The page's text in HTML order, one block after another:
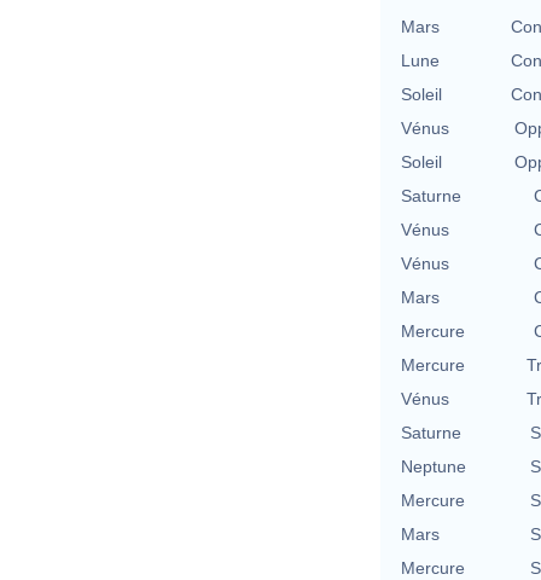
Mars
Lune
Soleil
Vénus
Soleil
Saturne
Vénus
Vénus
Mars
Mercure
Mercure
Vénus
Saturne
Neptune
Mercure
Mars
Mercure